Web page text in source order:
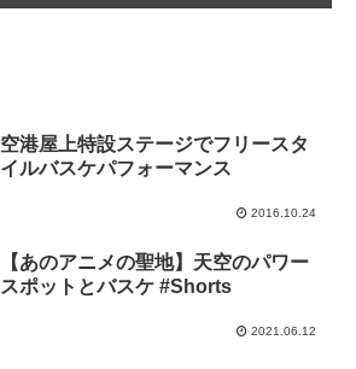
空港屋上特設ステージでフリースタ
イルバスケパフォーマンス
2016.10.24
【あのアニメの聖地】天空のパワー
スポットとバスケ #Shorts
2021.06.12